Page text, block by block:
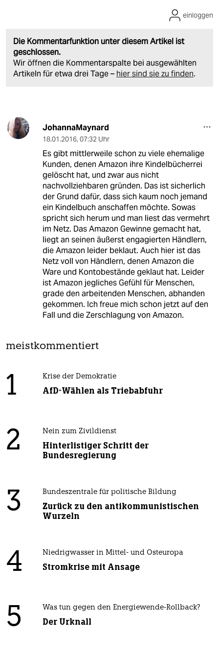
Die Kommentarfunktion unter diesem Artikel ist
geschlossen.
Wir öffnen die Kommentarspalte bei ausgewählten
Artikeln für etwa drei Tage – hier sind sie zu finden.
einloggen
JohannaMaynard
18.01.2016, 07:32 Uhr
Es gibt mittlerweile schon zu viele ehemalige
Kunden, denen Amazon ihre Kindelbücherrei
gelöscht hat, und zwar aus nicht
nachvollziehbaren gründen. Das ist sicherlich
der Grund dafür, dass sich kaum noch jemand
ein Kindelbuch anschaffen möchte. Sowas
spricht sich herum und man liest das vermehrt
im Netz. Das Amazon Gewinne gemacht hat,
liegt an seinen äußerst engagierten Händlern,
die Amazon leider beklaut. Auch hier ist das
Netz voll von Händlern, denen Amazon die
Ware und Kontobestände geklaut hat. Leider
ist Amazon jegliches Gefühl für Menschen,
grade den arbeitenden Menschen, abhanden
gekommen. Ich freue mich schon jetzt auf den
Fall und die Zerschlagung von Amazon.
meistkommentiert
1 Krise der Demokratie
AfD-Wählen als Triebabfuhr
2 Nein zum Zivildienst
Hinterlistiger Schritt der
Bundesregierung
3 Bundeszentrale für politische Bildung
Zurück zu den antikommunistischen
Wurzeln
4 Niedrigwasser in Mittel- und Osteuropa
Stromkrise mit Ansage
5 Was tun gegen den Energiewende-Rollback?
Der Urknall